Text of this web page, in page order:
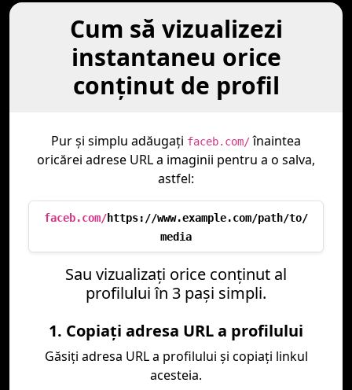
Cum să vizualizezi
instantaneu orice
conținut de profil
Pur și simplu adăugați faceb.com/înaintea
oricărei adrese URL a imaginii pentru a o salva,
astfel:
faceb.com/https://www.example.com/path/to/
media
Sau vizualizați orice conținut al
profilului în 3 pași simpli.
1. Copiați adresa URL a profilului
Găsiți adresa URL a profilului și copiați linkul
acesteia.